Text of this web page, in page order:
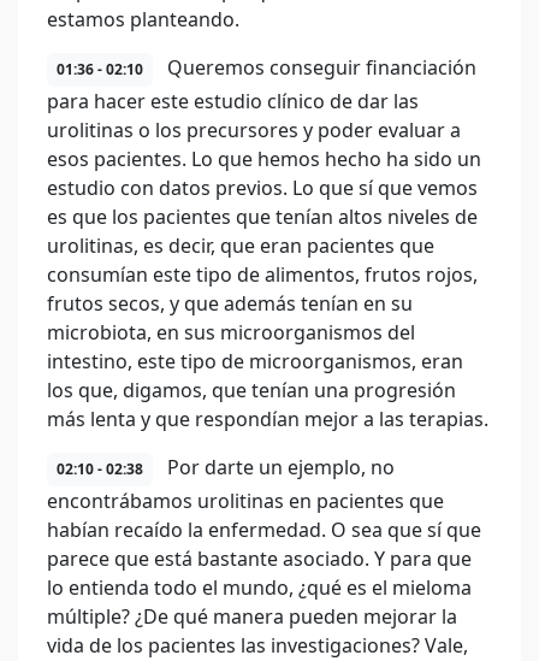
estamos planteando.
01:36 - 02:10
Queremos conseguir financiación
para hacer este estudio clínico de dar las
urolitinas o los precursores y poder evaluar a
esos pacientes. Lo que hemos hecho ha sido un
estudio con datos previos. Lo que sí que vemos
es que los pacientes que tenían altos niveles de
urolitinas, es decir, que eran pacientes que
consumían este tipo de alimentos, frutos rojos,
frutos secos, y que además tenían en su
microbiota, en sus microorganismos del
intestino, este tipo de microorganismos, eran
los que, digamos, que tenían una progresión
más lenta y que respondían mejor a las terapias.
02:10 - 02:38
Por darte un ejemplo, no
encontrábamos urolitinas en pacientes que
habían recaído la enfermedad. O sea que sí que
parece que está bastante asociado. Y para que
lo entienda todo el mundo, ¿qué es el mieloma
múltiple? ¿De qué manera pueden mejorar la
vida de los pacientes las investigaciones? Vale,